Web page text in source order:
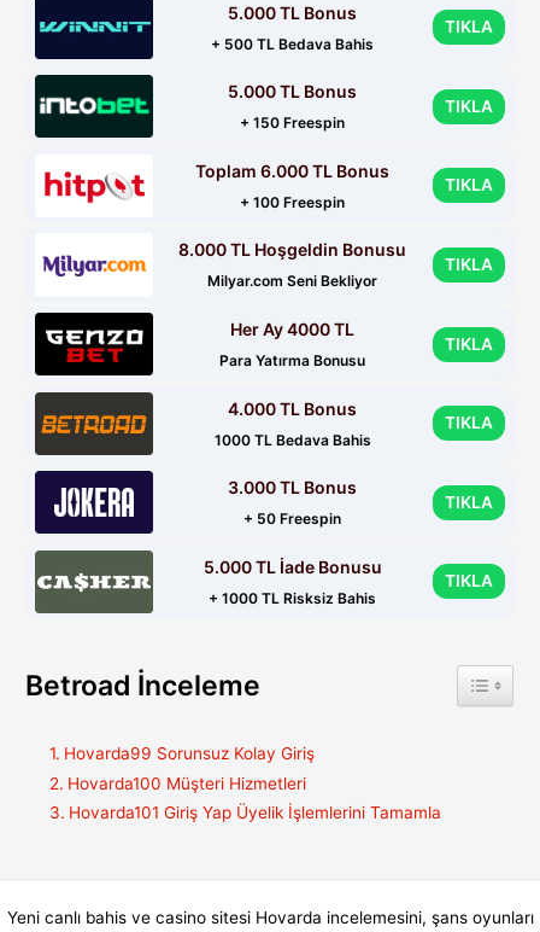
5.000 TL Bonus
+ 500 TL Bedava Bahis
TIKLA
5.000 TL Bonus
+ 150 Freespin
TIKLA
Toplam 6.000 TL Bonus
+ 100 Freespin
TIKLA
8.000 TL Hoşgeldin Bonusu
Milyar.com Seni Bekliyor
TIKLA
Her Ay 4000 TL
Para Yatırma Bonusu
TIKLA
4.000 TL Bonus
1000 TL Bedava Bahis
TIKLA
3.000 TL Bonus
+ 50 Freespin
TIKLA
5.000 TL İade Bonusu
+ 1000 TL Risksiz Bahis
TIKLA
Betroad İnceleme Toggle
Hovarda99 Sorunsuz Kolay Giriş
Hovarda100 Müşteri Hizmetleri
Hovarda101 Giriş Yap Üyelik İşlemlerini Tamamla
Yeni canlı bahis ve casino sitesi Hovarda incelemesini, şans oyunları